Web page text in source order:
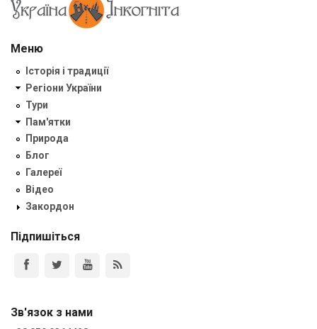
Меню
Історія і традиції
Регіони України
Тури
Пам'ятки
Природа
Блог
Галереї
Відео
Закордон
Підпишіться
Зв'язок з нами